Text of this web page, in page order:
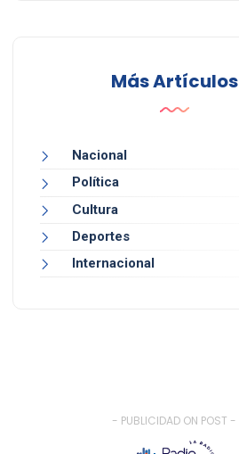
Más Artículos
Nacional
Política
Cultura
Deportes
Internacional
- PUBLICIDAD ON POST -